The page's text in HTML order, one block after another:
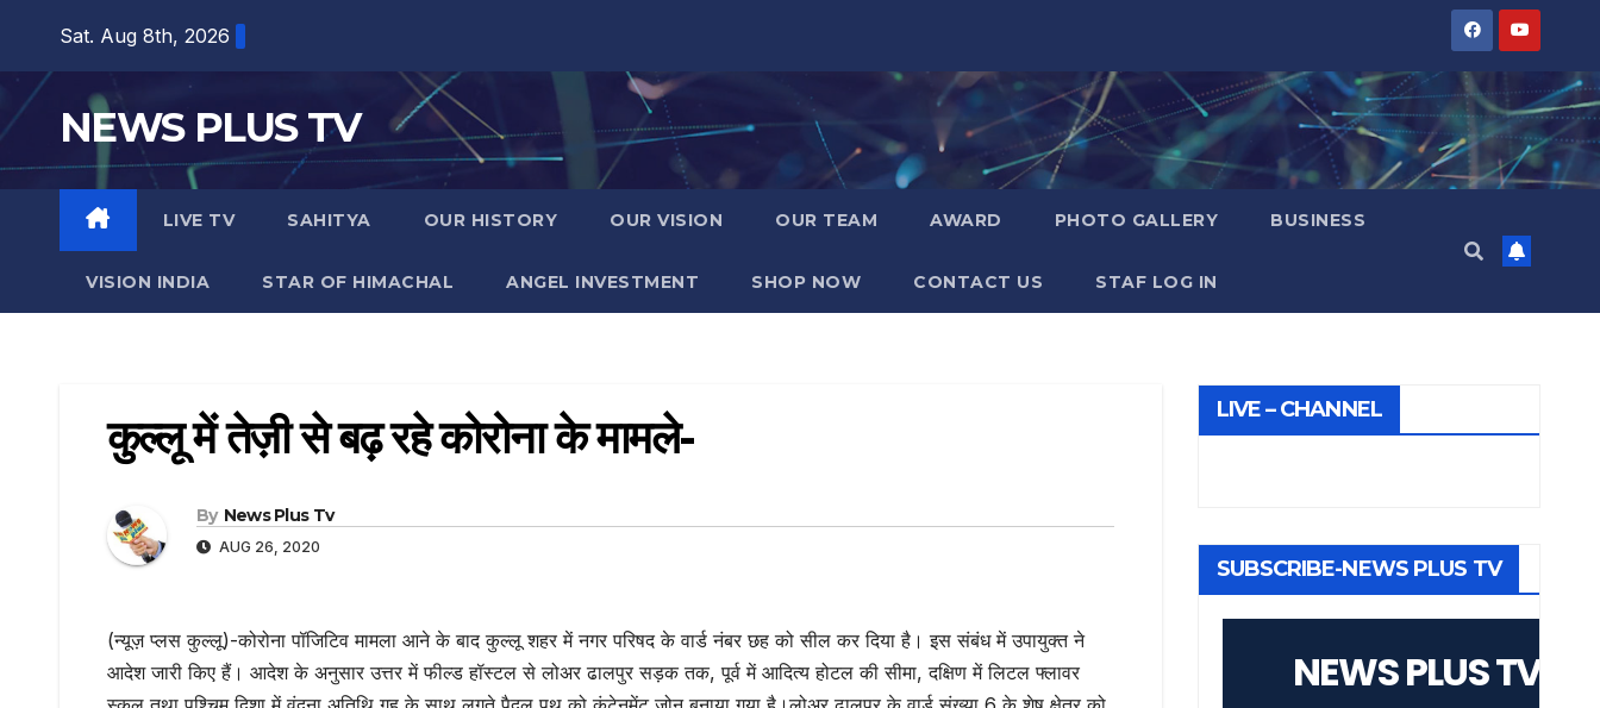
Sat. Aug 8th, 2026
NEWS PLUS TV
LIVE TV SAHITYA OUR HISTORY OUR VISION OUR TEAM AWARD PHOTO GALLERY BUSINESS
VISION INDIA STAR OF HIMACHAL ANGEL INVESTMENT SHOP NOW CONTACT US STAF LOG IN
कुल्लू में तेज़ी से बढ़ रहे कोरोना के मामले-
By News Plus Tv
AUG 26, 2020
(न्यूज़ प्लस कुल्लू)-कोरोना पॉजिटिव मामला आने के बाद कुल्लू शहर में नगर परिषद के वार्ड नंबर छह को सील कर दिया है। इस संबंध में उपायुक्त ने
आदेश जारी किए हैं। आदेश के अनुसार उत्तर में फील्ड हॉस्टल से लोअर ढालपुर सड़क तक, पूर्व में आदित्य होटल की सीमा, दक्षिण में लिटल फ्लावर
LIVE – CHANNEL
SUBSCRIBE-NEWS PLUS TV
NEWS PLUS TV